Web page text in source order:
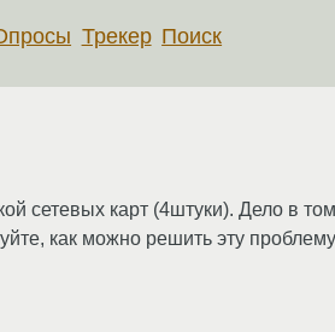
Трекер Поиск
сетевых карт (4штуки). Дело в
как можно решить эту